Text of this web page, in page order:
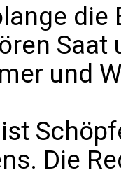
Saat
und
Die